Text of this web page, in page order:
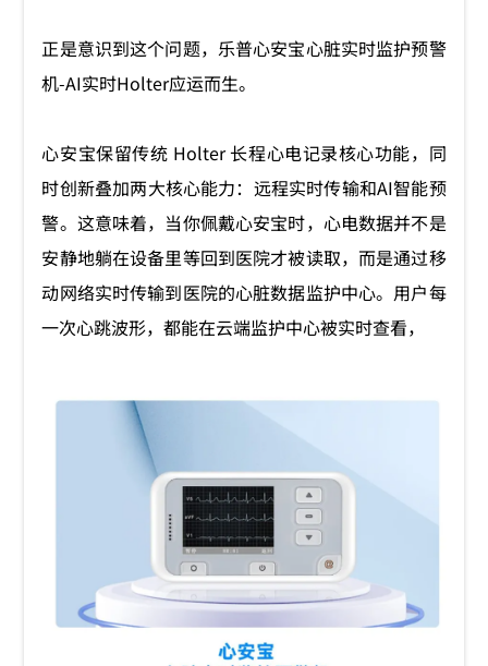
正是意识到这个问题，乐普心安宝心脏实时监护预警
机-AI实时Holter应运而生。
心安宝保留传统 Holter 长程心电记录核心功能，同
时创新叠加两大核心能力：远程实时传输和AI智能预
警。这意味着，当你佩戴心安宝时，心电数据并不是
安静地躺在设备里等回到医院才被读取，而是通过移
动网络实时传输到医院的心脏数据监护中心。用户每
一次心跳波形，都能在云端监护中心被实时查看，